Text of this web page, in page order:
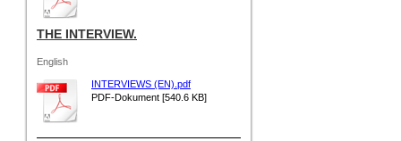
THE INTERVIEW.
English
INTERVIEWS (EN).pdf
PDF-Dokument [540.6 KB]